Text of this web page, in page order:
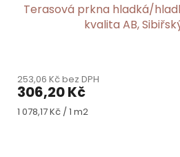
Terasová prkna hladká/
kvalita AB,
253,06 Kč bez DPH
306,20 Kč
Měrná
1 078,17 Kč / 1 m2